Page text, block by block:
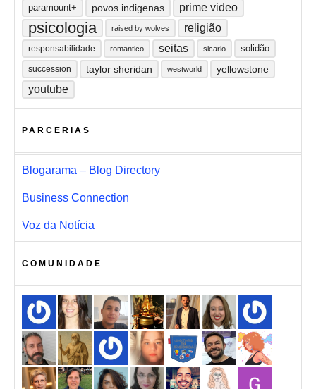
paramount+ povos indigenas prime video
psicologia raised by wolves religião
responsabilidade romantico seitas sicario solidão
succession taylor sheridan westworld yellowstone
youtube
PARCERIAS
Blogarama – Blog Directory
Business Connection
Voz da Notícia
COMUNIDADE